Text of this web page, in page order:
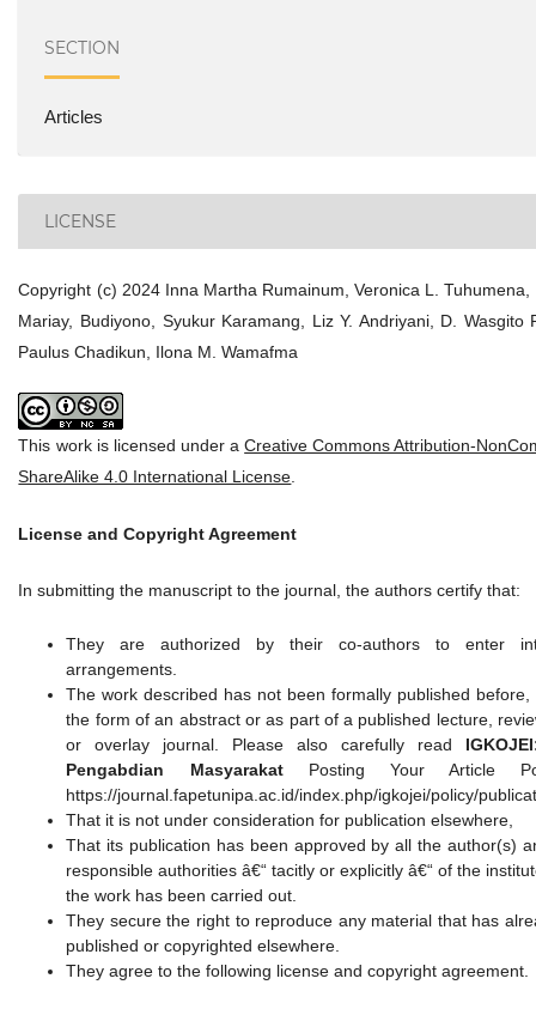
SECTION
Articles
LICENSE
Copyright (c) 2024 Inna Martha Rumainum, Veronica L. Tuhumena,
Mariay, Budiyono, Syukur Karamang, Liz Y. Andriyani, D. Wasgito
Paulus Chadikun, Ilona M. Wamafma
This work is licensed under aCreative Commons Attribution-
ShareAlike 4.0 International License.
License and Copyright Agreement
In submitting the manuscript to the journal, the authors certify that:
They are authorized by their co-authors to enter
arrangements.
The work described has not been formally published before,
the form of an abstract or as part of a published lecture,
or overlay journal. Please also carefully read
Pengabdian MasyarakatPosting Your Article
https://journal.fapetunipa.ac.id/index.php/igkojei/policy/
That it is not under consideration for publication elsewhere,
That its publication has been approved by all the author(s)
responsible authorities â€“ tacitly or explicitly â€“ of the
the work has been carried out.
They secure the right to reproduce any material that has
published or copyrighted elsewhere.
They agree to the following license and copyright agreement.